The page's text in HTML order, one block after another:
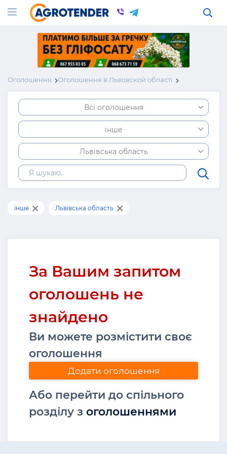
Оголошення Оголошення в Львовской області
Всі оголошення
інше
Львівська область
інше Львівська область
За Вашим запитом
оголошень не
знайдено
Ви можете розмістити своє
оголошення
Додати оголошення
Або перейти до спільного
розділу з оголошеннями